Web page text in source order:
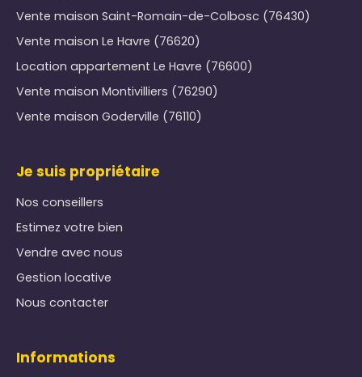
Vente maison Saint-Romain-de-Colbosc (76430)
Vente maison Le Havre (76620)
Location appartement Le Havre (76600)
Vente maison Montivilliers (76290)
Vente maison Goderville (76110)
Je suis propriétaire
Nos conseillers
Estimez votre bien
Vendre avec nous
Gestion locative
Nous contacter
Informations